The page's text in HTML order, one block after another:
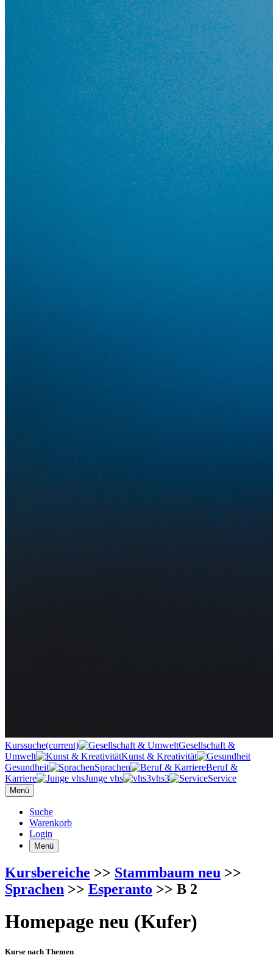
Kurssuche(current)
Gesellschaft &
Umwelt
Kunst & Kreativität
Gesundheit
Sprachen
Beruf &
Karriere
Junge vhs vhs3 Service
Menü
Suche
Warenkorb
Login
Menü
Kursbereiche >> Stammbaum neu >>
Sprachen >> Esperanto >> B 2
Homepage neu (Kufer)
Kurse nach Themen